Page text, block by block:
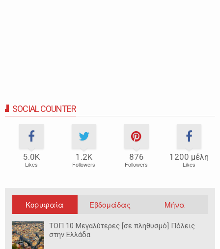
SOCIAL COUNTER
5.0Κ
Likes
1.2Κ
Followers
876
Followers
1200 μέλη
Likes
Κορυφαία Εβδομάδας Μήνα
ΤΟΠ 10 Μεγαλύτερες [σε πληθυσμό] Πόλεις
στην Ελλάδα